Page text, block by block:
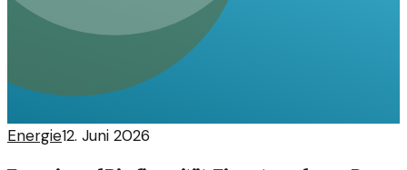
Energie12. Juni 2026